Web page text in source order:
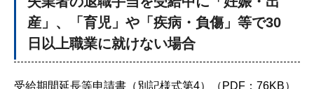
産」、「育児」や「疾病・負傷」等で30
日以上職業に就けない場合
受給期間延長等申請書（別記様式第4）（PDF：76KB）